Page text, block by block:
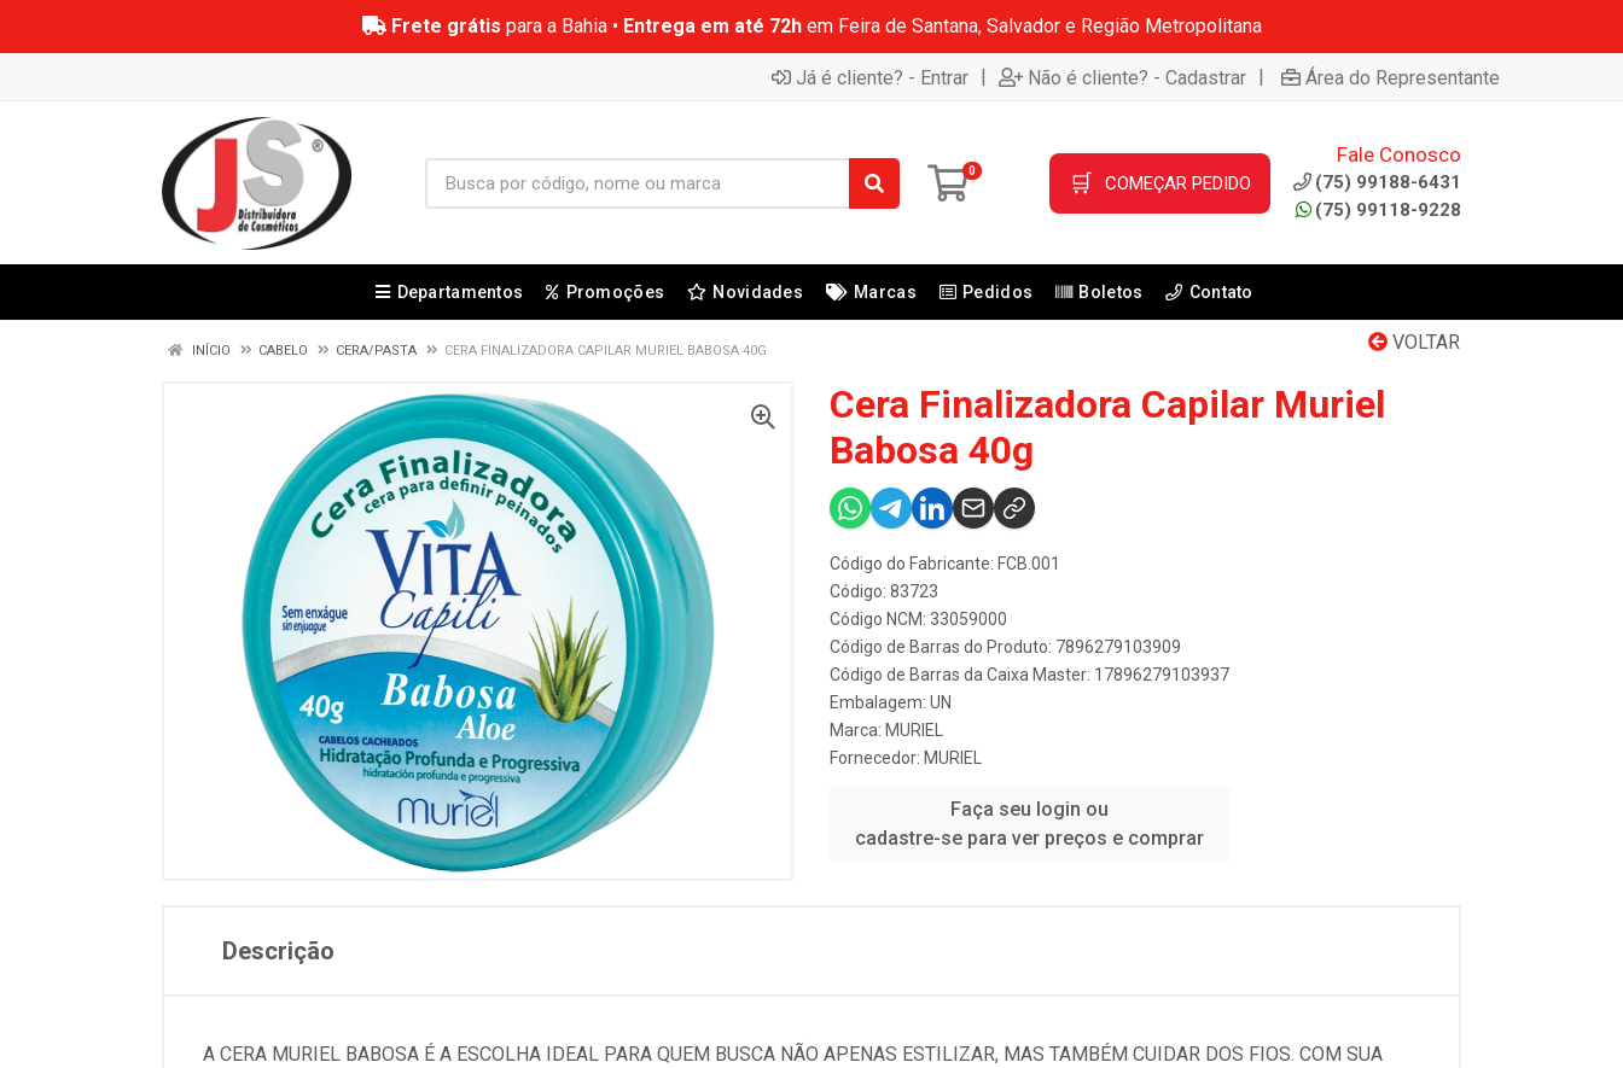
Frete grátis para a Bahia • Entrega em até 72hem Feira de Santana, Salvador e Região Metropolitana
Já é cliente? - Entrar | Não é cliente? - Cadastrar | Área do Representante
0 🛒 COMEÇAR PEDIDO
Fale Conosco
(75) 99188-6431
(75) 99118-9228
Departamentos Promoções Novidades Marcas Pedidos Boletos Contato
VOLTAR
INÍCIO CABELO CERA/PASTA CERA FINALIZADORA CAPILAR MURIEL BABOSA 40G
Cera Finalizadora Capilar Muriel
Babosa 40g
Código do Fabricante: FCB.001
Código: 83723
Código NCM: 33059000
Código de Barras do Produto: 7896279103909
Código de Barras da Caixa Master: 17896279103937
Embalagem: UN
Marca: MURIEL
Fornecedor: MURIEL
Faça seu login ou
cadastre-se para ver preços e comprar
Descrição
A CERA MURIEL BABOSA É A ESCOLHA IDEAL PARA QUEM BUSCA NÃO APENAS ESTILIZAR, MAS TAMBÉM CUIDAR DOS FIOS. COM SUA